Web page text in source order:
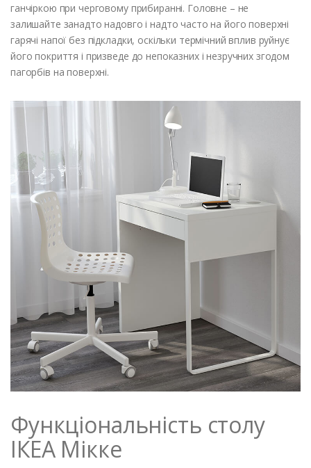
ганчіркою при черговому прибиранні. Головне – не
залишайте занадто надовго і надто часто на його поверхні
гарячі напої без підкладки, оскільки термічний вплив руйнує
його покриття і призведе до непоказних і незручних згодом
пагорбів на поверхні.
Функціональність столу
ІКЕА Мікке